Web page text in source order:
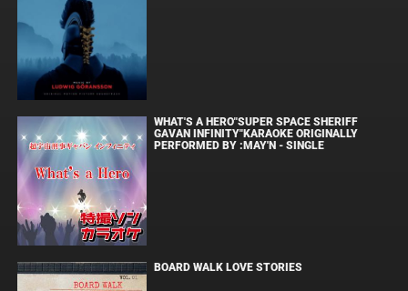
WHAT'S A HERO"SUPER SPACE SHERIFF
GAVAN INFINITY"KARAOKE ORIGINALLY
PERFORMED BY :MAY'N - SINGLE
BOARD WALK LOVE STORIES